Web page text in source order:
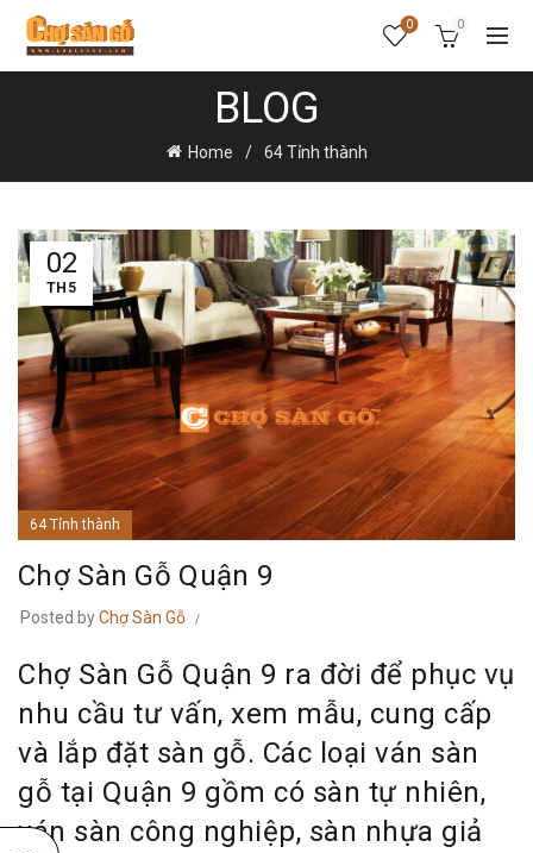
0 0
BLOG
Home 64 Tỉnh thành
02
TH5
64 Tỉnh thành
Chợ Sàn Gỗ Quận 9
Posted byChợ Sàn Gỗ
Chợ Sàn Gỗ Quận 9 ra đời để phục vụ
nhu cầu tư vấn, xem mẫu, cung cấp
và lắp đặt sàn gỗ. Các loại ván sàn
gỗ tại Quận 9 gồm có sàn tự nhiên,
ván sàn công nghiệp, sàn nhựa giả